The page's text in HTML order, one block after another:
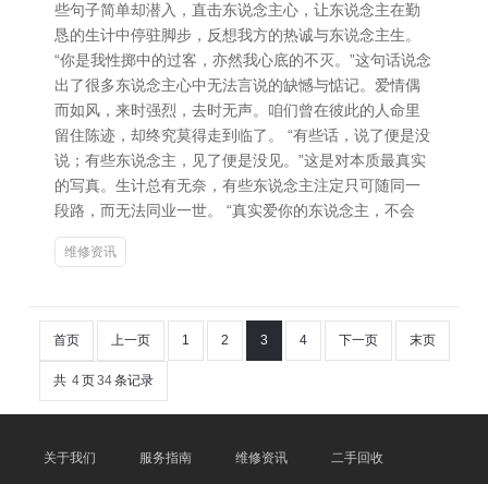
些句子简单却潜入，直击东说念主心，让东说念主在勤
恳的生计中停驻脚步，反想我方的热诚与东说念主生。
“你是我性掷中的过客，亦然我心底的不灭。”这句话说念
出了很多东说念主心中无法言说的缺憾与惦记。爱情偶
而如风，来时强烈，去时无声。咱们曾在彼此的人命里
留住陈迹，却终究莫得走到临了。 “有些话，说了便是没
说；有些东说念主，见了便是没见。”这是对本质最真实
的写真。生计总有无奈，有些东说念主注定只可随同一
段路，而无法同业一世。 “真实爱你的东说念主，不会
维修资讯
首页 上一页 1 2 3 4 下一页 末页
共 4页34条记录
关于我们 服务指南 维修资讯 二手回收